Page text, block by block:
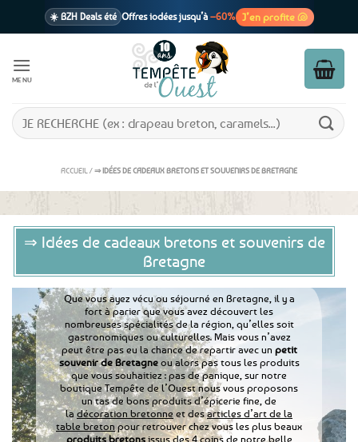
☀️ BZH Deals été Offres iodées jusqu’à –60% J’en profite 🐚
1 cadeau offertdès 39€ d’achats
En point relais dès 3,95€ seulement
MENU
Recherche
pour :
ACCUEIL /⇒ IDÉES DE CADEAUX BRETONS ET SOUVENIRS DE BRETAGNE
⇒ Idées de cadeaux bretons et souvenirs de
Bretagne
Que vous ayez vécu ou séjourné en Bretagne, il y a
fort à parier que vous avez découvert les
nombreuses spécialités de la région, qu’elles soit
gastronomiques ou culturelles. Mais vous n’avez
peut être pas eu la chance de repartir avec un petit
souvenir de Bretagneou alors pas tous les produits
que vous souhaitiez : pas de panique, sur notre
boutique Tempête de l’Ouest nous vous proposons
un tas de bons produits d’épicerie fine, de
ladécoration bretonneet desarticles d’art de la
table breton pour retrouver chez vous les plus beaux
produits bretonsissus des 4 coins de notre belle